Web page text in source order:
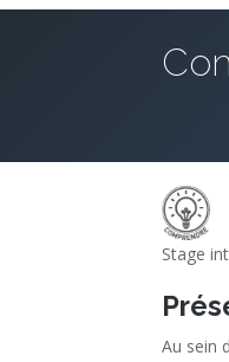
Stage
Au sein